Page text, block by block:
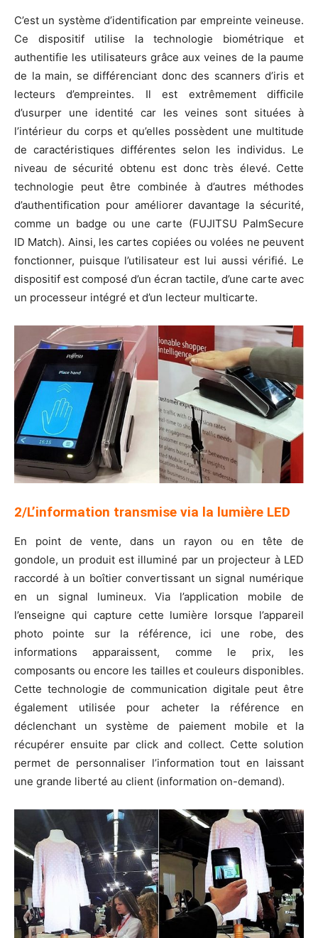
C’est un système d’identification par empreinte veineuse.
Ce dispositif utilise la technologie biométrique et
authentifie les utilisateurs grâce aux veines de la paume
de la main, se différenciant donc des scanners d’iris et
lecteurs d’empreintes. Il est extrêmement difficile
d’usurper une identité car les veines sont situées à
l’intérieur du corps et qu’elles possèdent une multitude
de caractéristiques différentes selon les individus. Le
niveau de sécurité obtenu est donc très élevé. Cette
technologie peut être combinée à d’autres méthodes
d’authentification pour améliorer davantage la sécurité,
comme un badge ou une carte (FUJITSU PalmSecure
ID Match). Ainsi, les cartes copiées ou volées ne peuvent
fonctionner, puisque l’utilisateur est lui aussi vérifié. Le
dispositif est composé d’un écran tactile, d’une carte avec
un processeur intégré et d’un lecteur multicarte.
2/L’information transmise via la lumière LED
En point de vente, dans un rayon ou en tête de
gondole, un produit est illuminé par un projecteur à LED
raccordé à un boîtier convertissant un signal numérique
en un signal lumineux. Via l’application mobile de
l’enseigne qui capture cette lumière lorsque l’appareil
photo pointe sur la référence, ici une robe, des
informations apparaissent, comme le prix, les
composants ou encore les tailles et couleurs disponibles.
Cette technologie de communication digitale peut être
également utilisée pour acheter la référence en
déclenchant un système de paiement mobile et la
récupérer ensuite par click and collect. Cette solution
permet de personnaliser l’information tout en laissant
une grande liberté au client (information on-demand).